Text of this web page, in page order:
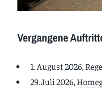
Vergangene
1. August 2026,
29. Juli 2026,